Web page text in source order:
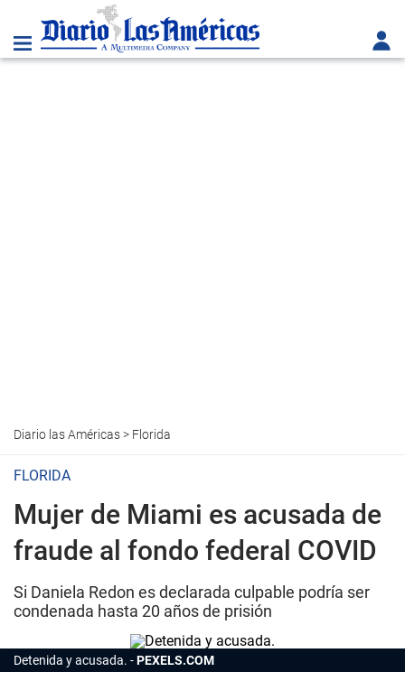
Diario las Américas> Florida
FLORIDA
Mujer de Miami es acusada de
fraude al fondo federal COVID
Si Daniela Redon es declarada culpable podría ser
condenada hasta 20 años de prisión
Detenida y acusada. PEXELS.COM